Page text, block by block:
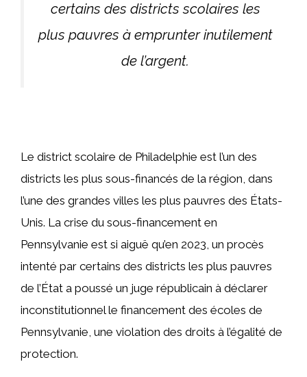
certains des districts scolaires les
plus pauvres à emprunter inutilement
de l’argent.
Le district scolaire de Philadelphie est l’un des
districts les plus sous-financés de la région, dans
l’une des grandes villes les plus pauvres des États-
Unis. La crise du sous-financement en
Pennsylvanie est si aiguë qu’en 2023, un procès
intenté par certains des districts les plus pauvres
de l’État a poussé un juge républicain à déclarer
inconstitutionnel le financement des écoles de
Pennsylvanie, une violation des droits à l’égalité de
protection.